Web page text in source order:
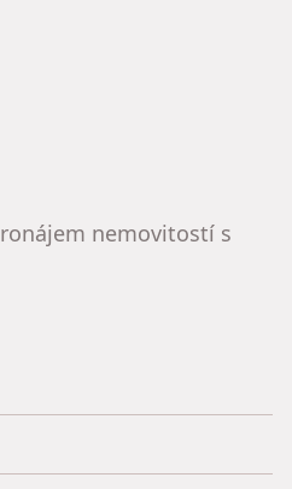
nemovitostí s